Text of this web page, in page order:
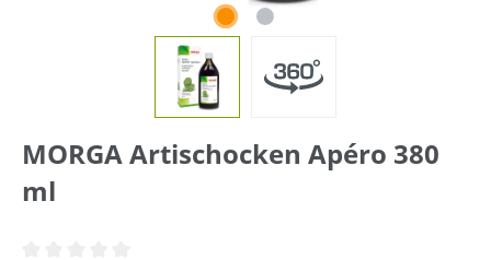
MORGA Artischocken Apéro 380
ml